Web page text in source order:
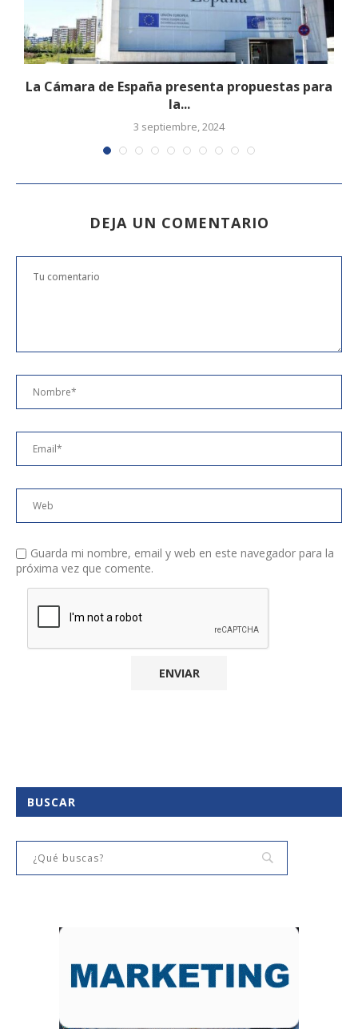
La Cámara de España presenta propuestas para
la...
3 septiembre, 2024
DEJA UN COMENTARIO
Guarda mi nombre, email y web en este navegador para la
próxima vez que comente.
BUSCAR